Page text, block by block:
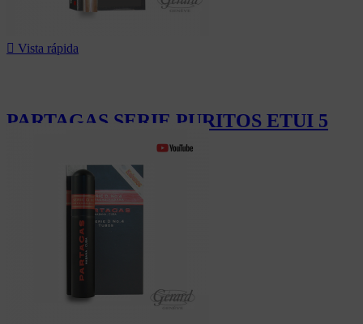
 Vista rápida
PARTAGAS SERIE PURITOS ETUI 5